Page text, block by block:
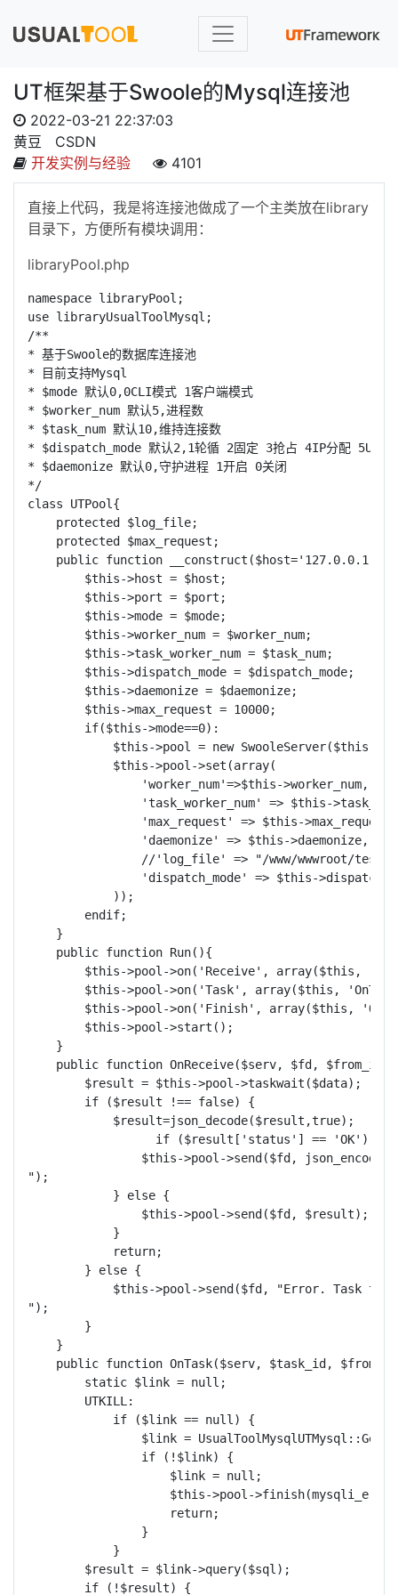
UT框架基于Swoole的Mysql连接池
2022-03-21 22:37:03
黄豆
CSDN
开发实例与经验
4101
直接上代码，我是将连接池做成了一个主类放在library
目录下，方便所有模块调用：
libraryPool.php
namespace libraryPool;
use libraryUsualToolMysql;
/**
* 基于Swoole的数据库连接池
* 目前支持Mysql
* $mode 默认0,0CLI模式 1客户端模式
* $worker_num 默认5,进程数
* $task_num 默认10,维持连接数
* $dispatch_mode 默认2,1轮循 2固定 3抢占 4IP分配 5UID
* $daemonize 默认0,守护进程 1开启 0关闭
*/
class UTPool{
protected $log_file;
protected $max_request;
public function
$this->host = $host;
$this->port = $port;
$this->mode = $mode;
$this->worker_num = $worker_num;
$this->task_worker_num = $task_num;
$this->dispatch_mode = $dispatch_mode;
$this->daemonize = $daemonize;
$this->max_request = 10000;
if($this->mode==0):
$this->pool = new SwooleServer($this-
$this->pool->set(array(
'worker_num'=>$this->worker_num,
'task_worker_num' => $this-
'max_request' => $this->max_request,
'daemonize' => $this->daemonize,
//'log_file' => "/www/wwwroot/test/
'dispatch_mode' => $this-
));
endif;
}
public function Run(){
$this->pool->on('Receive', array($this,
$this->pool->on('Task', array($this,
$this->pool->on('Finish', array($this,
$this->pool->start();
}
public function OnReceive($serv, $fd, $from_id,
$result = $this->pool->taskwait($data);
if ($result !== false) {
$result=json_decode($result,true);
if ($result['status'] == 'OK') {
$this->pool->send($fd,
");
} else {
$this->pool->send($fd, $result);
}
return;
} else {
$this->pool->send($fd, "Error. Task
");
}
}
public function OnTask($serv, $task_id,
static $link = null;
UTKILL:
if ($link == null) {
$link =
if (!$link) {
$link = null;
$this->pool-
return;
}
}
$result = $link->query($sql);
if (!$result) {